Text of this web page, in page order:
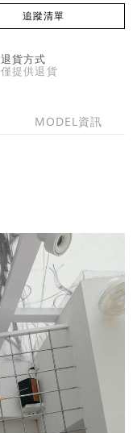
追蹤清單
退貨方式
僅提供退貨
MODEL資訊